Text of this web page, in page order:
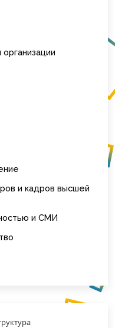
и кадров высшей
и СМИ